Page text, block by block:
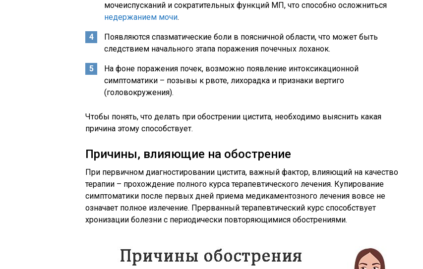
мочеиспусканий и сократительных функций МП, что способно осложниться
недержанием мочи.
Появляются спазматические боли в поясничной области, что может быть
следствием начального этапа поражения почечных лоханок.
На фоне поражения почек, возможно появление интоксикационной
симптоматики – позывы к рвоте, лихорадка и признаки вертиго
(головокружения).
Чтобы понять, что делать при обострении цистита, необходимо выяснить какая
причина этому способствует.
Причины, влияющие на обострение
При первичном диагностировании цистита, важный фактор, влияющий на качество
терапии – прохождение полного курса терапевтического лечения. Купирование
симптоматики после первых дней приема медикаментозного лечения вовсе не
означает полное излечение. Прерванный терапевтический курс способствует
хронизации болезни с периодически повторяющимися обострениями.